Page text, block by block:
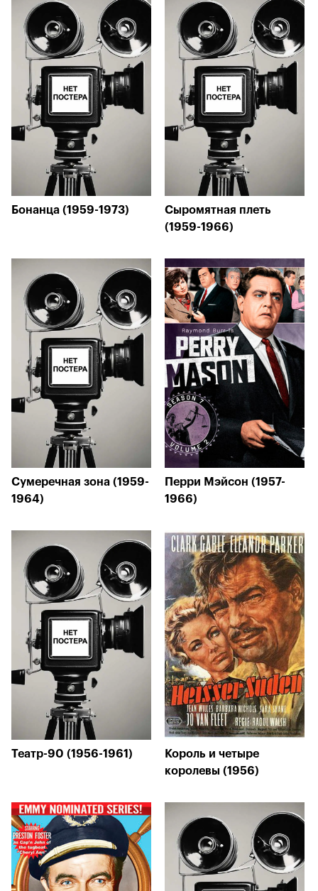
Бонанца (1959-1973)
Сыромятная плеть
(1959-1966)
Сумеречная зона (1959-
1964)
Перри Мэйсон (1957-
1966)
Театр-90 (1956-1961)
Король и четыре
королевы (1956)